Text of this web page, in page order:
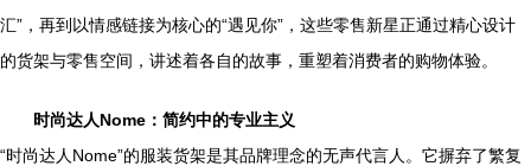
汇”，再到以情感链接为核心的“遇见你”，这些零售新星正通过精心设计
的货架与零售空间，讲述着各自的故事，重塑着消费者的购物体验。
时尚达人Nome：简约中的专业主义
“时尚达人Nome”的服装货架是其品牌理念的无声代言人。它摒弃了繁复